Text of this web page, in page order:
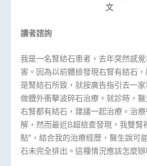
文
讀者諮詢
我是一名腎結石患者，去年突然感
害。因為以前體檢發現右腎有結石
是腎結石所致，就按廣告指引去一
做體外衝擊波碎石治療。就診時，
右腎都有結石，建議一起治療。治
解，然而最近B超檢查發現，我雙腎
點”，結合我的治療經歷，醫生說可
石未完全排出。這種情況應該怎麼辦